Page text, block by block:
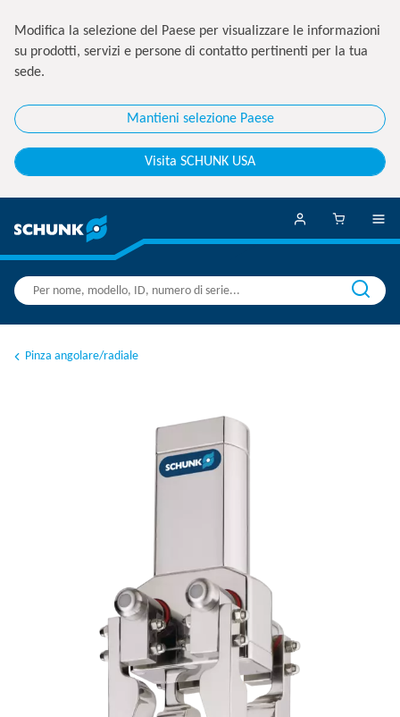
Modifica la selezione del Paese per visualizzare le informazioni
su prodotti, servizi e persone di contatto pertinenti per la tua
sede.
Mantieni selezione Paese
Visita SCHUNK USA
Pinza angolare/radiale